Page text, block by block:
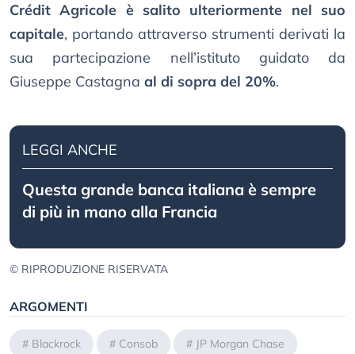
Crédit Agricole è salito ulteriormente nel suo
capitale, portando attraverso strumenti derivati la
sua partecipazione nell’istituto guidato da
Giuseppe Castagna al di sopra del 20%.
LEGGI ANCHE
Questa grande banca italiana è sempre
di più in mano alla Francia
© RIPRODUZIONE RISERVATA
ARGOMENTI
# Blackrock # Consob # JP Morgan Chase